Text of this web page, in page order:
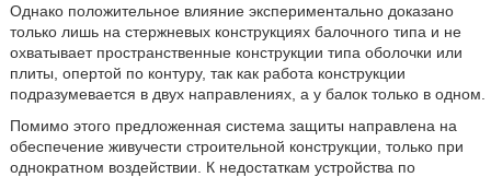
Однако положительное влияние экспериментально доказано
только лишь на стержневых конструкциях балочного типа и не
охватывает пространственные конструкции типа оболочки или
плиты, опертой по контуру, так как работа конструкции
подразумевается в двух направлениях, а у балок только в одном.
Помимо этого предложенная система защиты направлена на
обеспечение живучести строительной конструкции, только при
однократном воздействии. К недостаткам устройства по